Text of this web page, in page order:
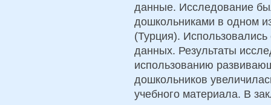
данные. Исследование
дошкольниками в одном
(Турция).
данных. Результаты
использованию
дошкольников
учебного материала. В